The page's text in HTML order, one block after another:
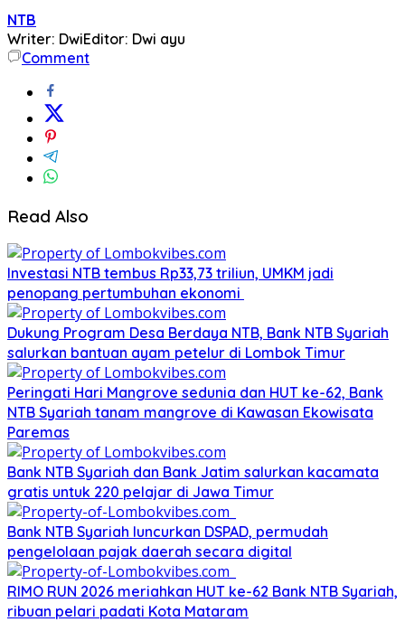
NTB
Writer: DwiEditor: Dwi ayu
Comment
Read Also
Investasi NTB tembus Rp33,73 triliun, UMKM jadi
penopang pertumbuhan ekonomi
Dukung Program Desa Berdaya NTB, Bank NTB Syariah
salurkan bantuan ayam petelur di Lombok Timur
Peringati Hari Mangrove sedunia dan HUT ke-62, Bank
NTB Syariah tanam mangrove di Kawasan Ekowisata
Paremas
Bank NTB Syariah dan Bank Jatim salurkan kacamata
gratis untuk 220 pelajar di Jawa Timur
Bank NTB Syariah luncurkan DSPAD, permudah
pengelolaan pajak daerah secara digital
RIMO RUN 2026 meriahkan HUT ke-62 Bank NTB Syariah,
ribuan pelari padati Kota Mataram